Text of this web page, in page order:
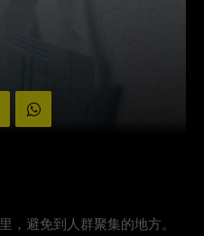
，避免到人群聚集的地方。